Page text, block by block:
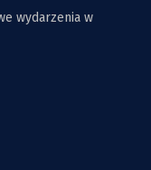
wydarzenia w